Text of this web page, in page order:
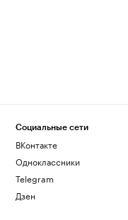
Социальные сети
ВКонтакте
Одноклассники
Telegram
Дзен